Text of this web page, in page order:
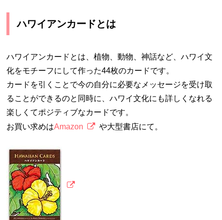
ハワイアンカードとは
ハワイアンカードとは、植物、動物、神話など、ハワイ文
化をモチーフにして作った44枚のカードです。
カードを引くことで今の自分に必要なメッセージを受け取
ることができるのと同時に、ハワイ文化にも詳しくなれる
楽しくてポジティブなカードです。
お買い求めはAmazon や大型書店にて。